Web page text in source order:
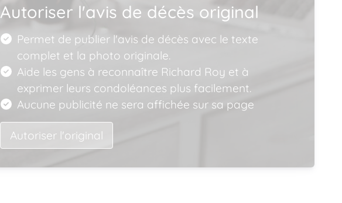
Autoriser l'avis de décès original
Permet de publier l'avis de décès avec le texte
complet et la photo originale.
Aide les gens à reconnaître Richard Roy et à
exprimer leurs condoléances plus facilement.
Aucune publicité ne sera affichée sur sa page
Autoriser l'original